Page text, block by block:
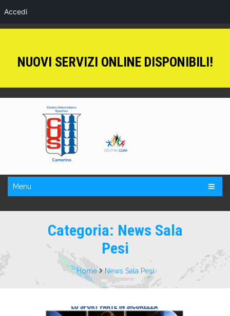
Accedi
NUOVI SERVIZI ONLINE DISPONIBILI!
Menu
Categoria: News Sala
Pesi
Home News Sala Pesi